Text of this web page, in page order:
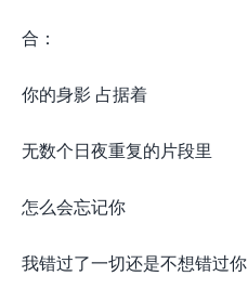
合：
你的身影 占据着
无数个日夜重复的片段里
怎么会忘记你
我错过了一切还是不想错过你